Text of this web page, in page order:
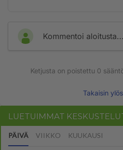
Kommentoi aloitusta...
Ketjusta on poistettu 0
Takaisin ylös
LUETUIMMAT
PÄIVÄ VIIKKO KUUKAUSI